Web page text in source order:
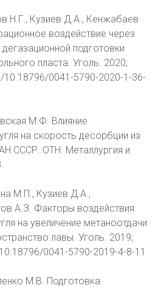
Н.Г., Кузиев Д.А., Кенжабаев
воздействие через
подготовки
пласта. Уголь. 2020;
0041-5790-2020-1-36-
М.Ф. Влияние
на скорость десорбции из
СССР. ОТН. Металлургия и
М.П., Кузиев Д.А.,
А.З. Факторы воздействия
на увеличение метаноотдачи
лавы. Уголь. 2019;
0041-5790-2019-4-8-11
М.В. Подготовка